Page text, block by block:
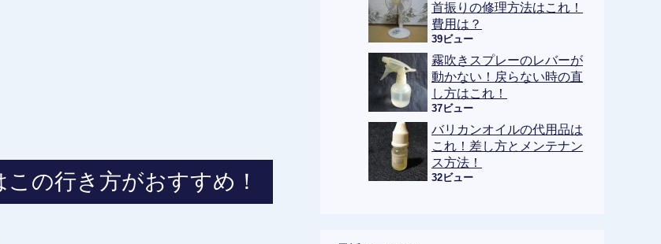
の行き方がおすすめ！
首振りの修理方法はこれ！
費用は？
39ビュー
霧吹きスプレーのレバーが
動かない！戻らない時の直
し方はこれ！
37ビュー
バリカンオイルの代用品は
これ！差し方とメンテナン
ス方法！
32ビュー